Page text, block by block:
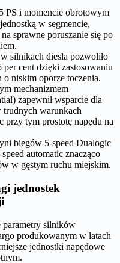
PS i momencie obrotowym
w segmencie,
sprawne poruszanie się po
silnikach diesla pozwoliło
cent dzięki zastosowaniu
o niskim oporze toczenia.
mechanizmem
zapewnił wsparcie dla
trudnych warunkach
przy tym prostotę napędu na
biegów 5-speed Dualogic
automatic znacząco
w gęstym ruchu miejskim.
jednostek
parametry silników
produkowanym w latach
jednostki napędowe